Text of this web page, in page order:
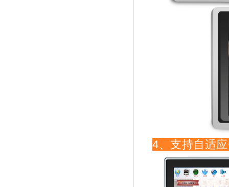
4、支持自适